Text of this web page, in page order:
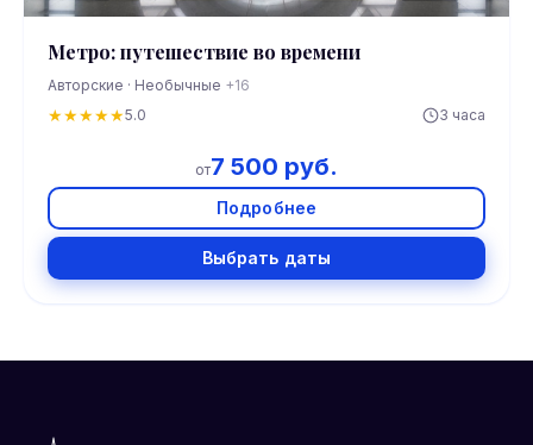
Метро: путешествие во времени
Авторские · Необычные +16
★★★★★5.0 3 часа
от7 500 руб.
Подробнее
Выбрать даты